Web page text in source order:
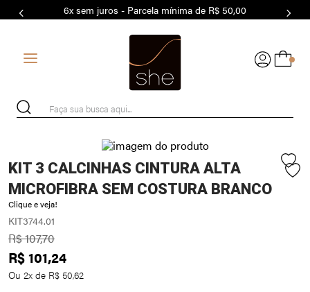
6x sem juros - Parcela mínima de R$ 50,00
0
Faça sua busca aqui...
KIT 3 CALCINHAS CINTURA ALTA
MICROFIBRA SEM COSTURA BRANCO
Clique e veja!
KIT3744.01
R$107,70
R$101,24
Ou 2x de R$ 50,62
7º MODAL